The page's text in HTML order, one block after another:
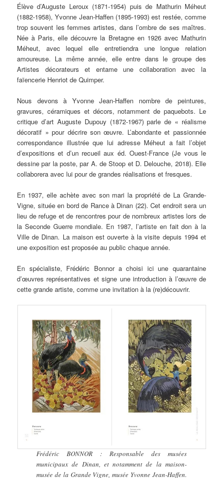
Élève d’Auguste Leroux (1871-1954) puis de Mathurin Méheut
(1882-1958), Yvonne Jean-Haffen (1895-1993) est restée, comme
trop souvent les femmes artistes, dans l’ombre de ses maîtres.
Née à Paris, elle découvre la Bretagne en 1926 avec Mathurin
Méheut, avec lequel elle entretiendra une longue relation
amoureuse. La même année, elle entre dans le groupe des
Artistes décorateurs et entame une collaboration avec la
faïencerie Henriot de Quimper.
Nous devons à Yvonne Jean-Haffen nombre de peintures,
gravures, céramiques et décors, notamment de paquebots. Le
critique d’art Auguste Dupouy (1872-1967) parle de « réalisme
décoratif » pour décrire son œuvre. L’abondante et passionnée
correspondance illustrée que lui adresse Méheut a fait l’objet
d’expositions et d’un recueil aux éd. Ouest-France (Je vous le
dessine par la poste, par A. de Stoop et D. Delouche, 2018). Elle
collaborera avec lui pour de grandes réalisations et fresques.
En 1937, elle achète avec son mari la propriété de La Grande-
Vigne, située en bord de Rance à Dinan (22). Cet endroit sera un
lieu de refuge et de rencontres pour de nombreux artistes lors de
la Seconde Guerre mondiale. En 1987, l’artiste en fait don à la
Ville de Dinan. La maison est ouverte à la visite depuis 1994 et
une exposition est proposée au public chaque année.
En spécialiste, Frédéric Bonnor a choisi ici une quarantaine
d’œuvres représentatives et signe une introduction à l’œuvre de
cette grande artiste, comme une invitation à la (re)découvrir.
Frédéric BONNOR : Responsable des musées
municipaux de Dinan, et notamment de la maison-
musée de la Grande Vigne, musée Yvonne Jean-Haffen.